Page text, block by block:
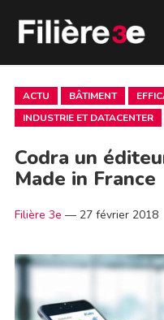
ACTU BÂTIMENT
INDUSTRIE ET DATACENTER
Codra un
Made in France
Filière 3e — 27 février 2018